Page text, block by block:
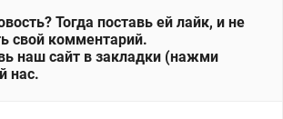
Тогда поставь ей лайк, и не
свой комментарий.
наш сайт в закладки (нажми
нас.